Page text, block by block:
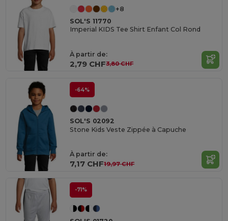
+8
SOL'S 11770
Imperial KIDS Tee Shirt Enfant Col Rond
À partir de:
2,79 CHF3,80 CHF
-64%
SOL'S 02092
Stone Kids Veste Zippée à Capuche
À partir de:
7,17 CHF19,97 CHF
-71%